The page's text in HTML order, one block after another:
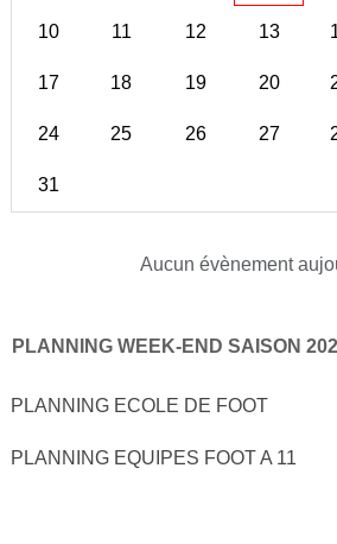
10 11 12 13
17 18 19 20
24 25 26 27
31
Aucun évènement
PLANNING WEEK-END SAISON
PLANNING ECOLE DE FOOT
PLANNING EQUIPES FOOT A 11